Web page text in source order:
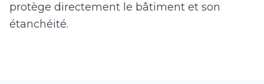
protège directement le bâtiment et son
étanchéité.